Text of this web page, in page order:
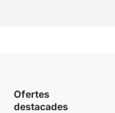
Ofertes
destacades